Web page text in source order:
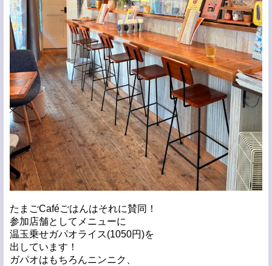
たまごCaféごはんはそれに賛同！
参加店舗としてメニューに
温玉乗せガパオライス(1050円)を
出しています！
ガパオはもちろんニンニク、